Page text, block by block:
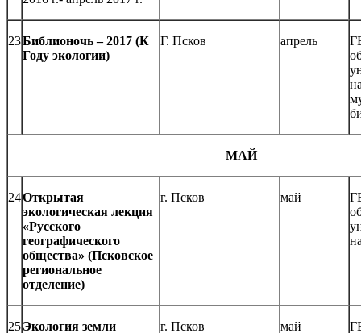
23Библионочь – 2017 (К
Году экологии)
Г. Псков апрель
МАЙ
24Открытая
экологическая лекция
«Русского
географического
общества» (Псковское
региональное
отделение)
г. Псков май
25Экология земли
г. Псков май